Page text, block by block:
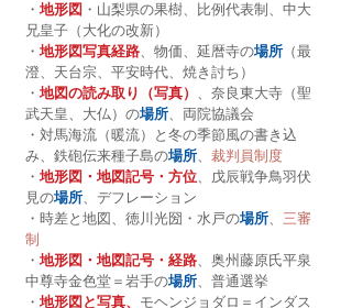
・ 地形図 ・山梨県の果樹、比例代表制、中大
兄皇子（大化の改新）
・ 地形図写真経路、物価、延暦寺の場所 （最
澄、天台宗、平安時代、焼き討ち）
・ 地図の読み取り（写真） 、奈良東大寺（聖
武天皇、大仏）の場所、両院協議会
・対馬海流（暖流）と冬の季節風の書き込
み、鉄砲伝来種子島の場所、 裁判員制度
・ 地形図・地図記号・方位、戊辰戦争鳥羽伏
見の場所、デフレーション
・時差と地図、徳川光圀・水戸の場所、 三審
制
・ 地形図・地図記号・経路、奥州藤原氏平泉
中尊寺金色堂＝岩手の場所、普通選挙
・ 地形図と写真、 モヘンジョダロ＝インダス